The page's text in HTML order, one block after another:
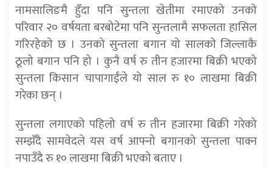
नामसालिङमै हुँदा पनि सुन्तला खेतीमा रमाएको उनको
परिवार २० वर्षयता बरबोटेमा पनि सुन्तलामै सफलता हासिल
गरिरहेको छ । उनको सुन्तला बगान यो सालको जिल्लाकै
ठूलो बगान पनि हो । कुनै वर्ष रु तीन हजारमा बिक्री भएको
सुन्तला किसान चापागाईंले यो साल रु १० लाखमा बिक्री
गरेका छन् ।
सुन्तला लगाएको पहिलो वर्ष रु तीन हजारमा बिक्री गरेको
सम्झँदै सामवेदले यस वर्ष आफ्नो बगानको सुन्तला पाक्न
नपाउँदै रु १० लाखमा बिक्री भएको बताए ।